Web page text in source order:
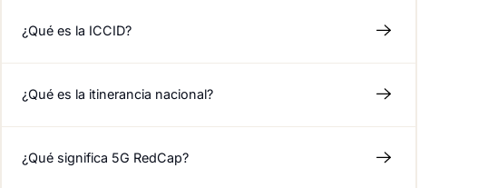
¿Qué es la ICCID?
¿Qué es la itinerancia nacional?
¿Qué significa 5G RedCap?